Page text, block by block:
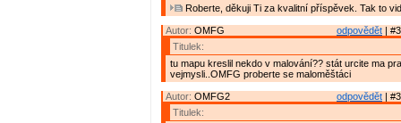
Roberte, děkuji Ti za kvalitní příspěvek. Tak to
odpovědět |
Autor: OMFG
Titulek:
tu mapu kreslil nekdo v malování?? stát urcite ma
vejmysli..OMFG proberte se maloměštáci
odpovědět |
Autor: OMFG2
Titulek: